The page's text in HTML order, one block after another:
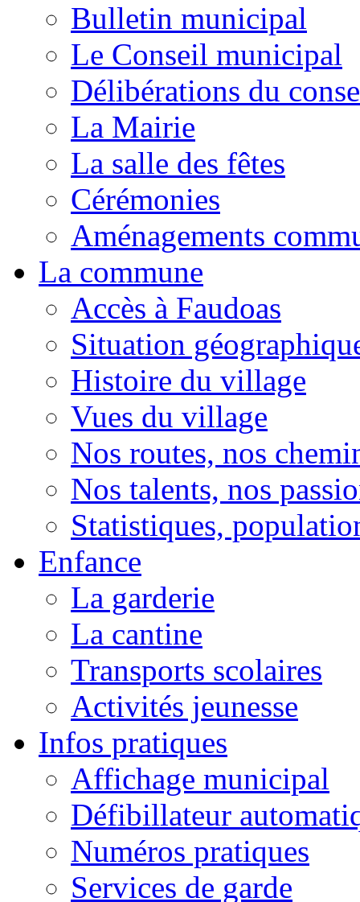
Bulletin municipal
Le Conseil municipal
Délibérations du
La Mairie
La salle des fêtes
Cérémonies
Aménagements
La commune
Accès à Faudoas
Situation
Histoire du village
Vues du village
Nos routes, nos
Nos talents, nos
Statistiques,
Enfance
La garderie
La cantine
Transports scolaires
Activités jeunesse
Infos pratiques
Affichage municipal
Défibillateur
Numéros pratiques
Services de garde